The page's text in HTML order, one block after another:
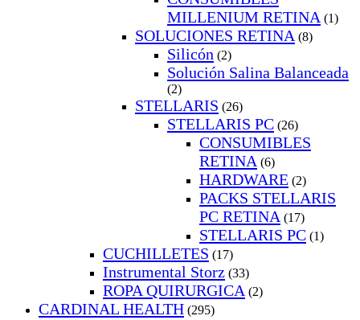
MILLENIUM RETINA (1)
SOLUCIONES RETINA (8)
Silicón (2)
Solución Salina Balanceada
(2)
STELLARIS (26)
STELLARIS PC (26)
CONSUMIBLES
RETINA (6)
HARDWARE (2)
PACKS STELLARIS
PC RETINA (17)
STELLARIS PC (1)
CUCHILLETES (17)
Instrumental Storz (33)
ROPA QUIRURGICA (2)
CARDINAL HEALTH (295)